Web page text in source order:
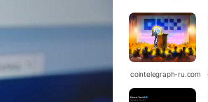
cointelegraph-ru.com